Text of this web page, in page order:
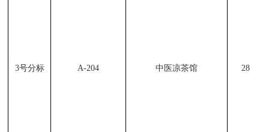
3号分标 A-204 中医凉茶馆 28